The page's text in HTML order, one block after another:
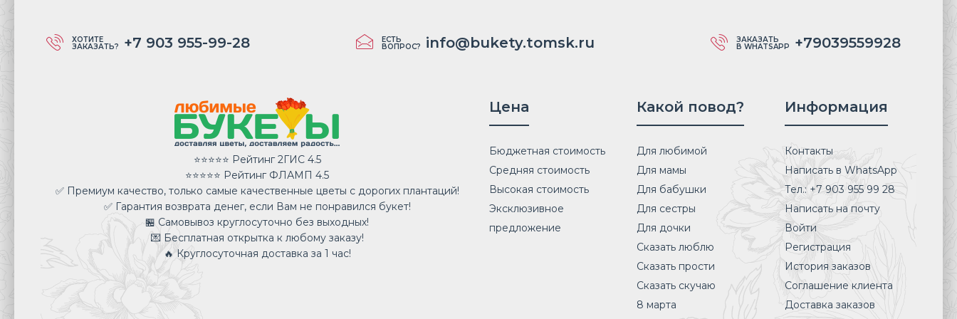
ХОТИТЕ
ЗАКАЗАТЬ? +7 903 955-99-28 ЕСТЬ
ВОПРОС? info@bukety.tomsk.ru ЗАКАЗАТЬ
В WHATSAPP +79039559928
⭐⭐⭐⭐⭐ Рейтинг 2ГИС 4.5
⭐⭐⭐⭐⭐ Рейтинг ФЛАМП 4.5
✅ Премиум качество, только самые качественные цветы с дорогих плантаций!
✅ Гарантия возврата денег, если Вам не понравился букет!
🏪 Самовывоз круглосуточно без выходных!
💌 Бесплатная открытка к любому заказу!
🔥 Круглосуточная доставка за 1 час!
Цена
Бюджетная стоимость
Средняя стоимость
Высокая стоимость
Эксклюзивное
предложение
Какой повод?
Для любимой
Для мамы
Для бабушки
Для сестры
Для дочки
Сказать люблю
Сказать прости
Сказать скучаю
8 марта
Информация
Контакты
Написать в WhatsApp
Тел.: +7 903 955 99 28
Написать на почту
Войти
Регистрация
История заказов
Соглашение клиента
Доставка заказов